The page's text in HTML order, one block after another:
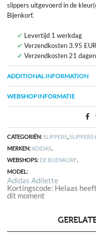
slippers uitgevoerd in de
Bijenkorf.
Levertijd 1 werkdag
Verzendkosten 3.95 EUR
Verzendkosten 21 dagen
ADDITIONAL INFORMATION
WEBSHOP INFORMATIE
CATEGORIËN:SLIPPERS,SLIPPERS
MERKEN:ADIDAS.
WEBSHOPS: DE BIJENKORF.
MODEL:
Adidas Adilette
Kortingscode: Helaas
dit moment